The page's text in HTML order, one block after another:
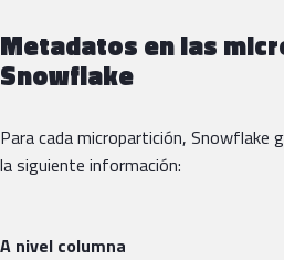
Metadatos en las
Snowflake
Para cada micropartición, Snowflake
la siguiente información:
A nivel columna